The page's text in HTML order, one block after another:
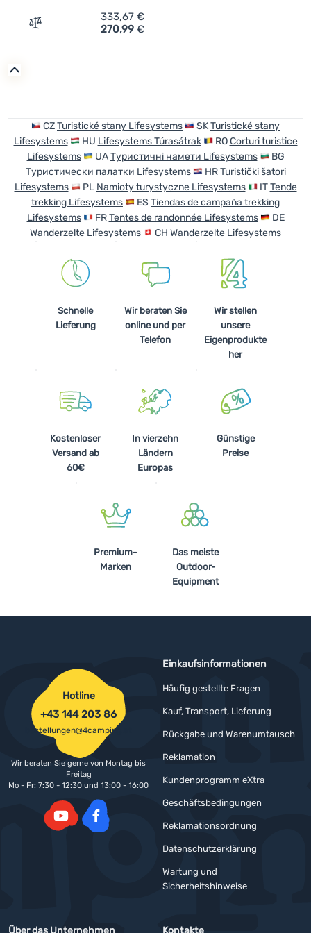
Anmelden /
Registrieren
Zum Vergleich 'Zelt Lifesystems Solo Peak Tent - 1
333,67€
270,99 €
CZTuristické stany Lifesystems SKTuristické stany
Lifesystems
HU Lifesystems Túrasátrak ROCorturi turistice
Lifesystems
UAТуристичні намети Lifesystems
BG
Туристически палатки Lifesystems
HRTuristički šatori
Lifesystems
PL Namioty turystyczne Lifesystems ITTende
trekking Lifesystems
ES Tiendas de campaña trekking
Lifesystems
FRTentes de randonnée Lifesystems
DE
Wanderzelte Lifesystems
CH Wanderzelte Lifesystems
Schnelle
Lieferung
Wir beraten Sie
online und per
Telefon
Wir stellen
unsere
Eigenprodukte
her
Kostenloser
Versand ab
60€
In vierzehn
Ländern
Europas
Günstige
Preise
Premium-
Marken
Das meiste
Outdoor-
Equipment
Einkaufsinformationen
Häufig gestellte Fragen
Kauf, Transport, Lieferung
Rückgabe und Warenumtausch
Reklamation
Kundenprogramm eXtra
Geschäftsbedingungen
Reklamationsordnung
Datenschutzerklärung
Wartung und
Sicherheitshinweise
Hotline
+43 144 203 86
bestellungen@4camping.at
Wir beraten Sie gerne von Montag bis
Freitag
Mo - Fr: 7:30 - 12:30 und 13:00 - 16:00